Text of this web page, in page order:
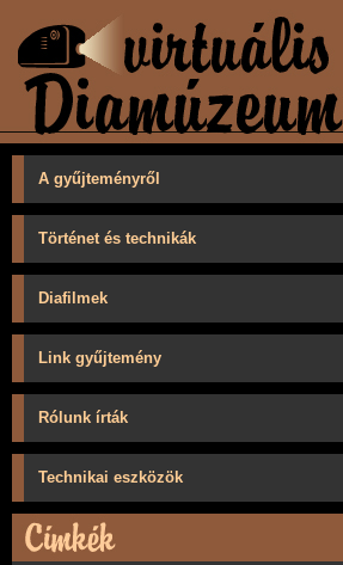
A gyűjteményről
Történet és technikák
Diafilmek
Link gyűjtemény
Rólunk írták
Technikai eszközök